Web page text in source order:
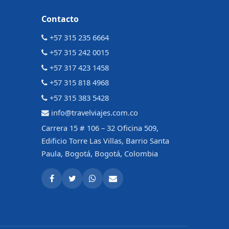
Contacto
+57 315 235 6664
+57 315 242 0015
+57 317 423 1458
+57 315 818 4968
+57 315 383 5428
info@travelviajes.com.co
Carrera 15 # 106 – 32 Oficina 509,
Edificio Torre Las Villas, Barrio Santa
Paula, Bogotá, Bogotá, Colombia